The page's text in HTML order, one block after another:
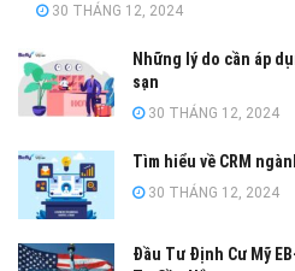
30 THÁNG 12, 2024
Những lý do cần áp
sạn
30 THÁNG 12, 2024
Tìm hiểu về CRM
30 THÁNG 12, 2024
Đầu Tư Định Cư Mỹ